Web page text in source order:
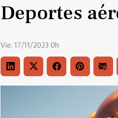
Deportes
Vie. 17/11/2023 0h